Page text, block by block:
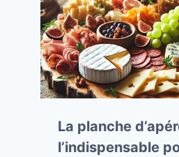
La planche
l’indispensable